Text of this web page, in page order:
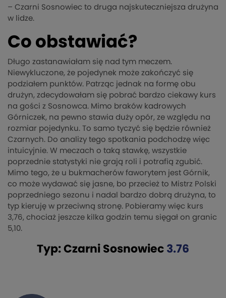
– Czarni Sosnowiec to druga najskuteczniejsza drużyna
w lidze.
Co obstawiać?
Długo zastanawiałam się nad tym meczem.
Niewykluczone, że pojedynek może zakończyć się
podziałem punktów. Patrząc jednak na formę obu
drużyn, zdecydowałam się pobrać bardzo ciekawy kurs
na gości z Sosnowca. Mimo braków kadrowych
Górniczek, na pewno stawia duży opór, ze względu na
rozmiar pojedynku. To samo tyczyć się będzie również
Czarnych. Do analizy tego spotkania podchodzę więc
intuicyjnie. W meczach o taką stawkę, wszystkie
poprzednie statystyki nie grają roli i potrafią zgubić.
Mimo tego, że u bukmacherów faworytem jest Górnik,
co może wydawać się jasne, bo przecież to Mistrz Polski
poprzedniego sezonu i nadal bardzo dobrą drużyna, to
typ kieruję w przeciwną stronę. Pobieramy więc kurs
3,76, chociaż jeszcze kilka godzin temu sięgał on granic
5,10.
Typ: Czarni Sosnowiec 3.76